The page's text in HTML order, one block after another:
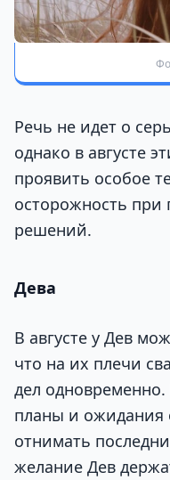
Речь не идет о
однако в августе
проявить особое
осторожность
решений.
Дева
В августе у Дев
что на их плечи
дел
планы и ожидания
отнимать
желание Дев